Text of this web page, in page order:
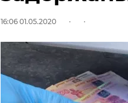
16:06 01.05.2020